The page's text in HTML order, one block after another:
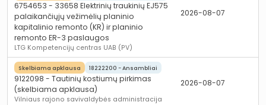
6754653 - 33658 Elektrinių traukinių EJ575
palaikančiųjų vežimėlių planinio
kapitalinio remonto (KR) ir planinio
remonto ER-3 paslaugos
LTG Kompetencijų centras UAB (PV)
2026-08-07
Skelbiama apklausa 18222200 - Ansambliai
9122098 - Tautinių kostiumų pirkimas
(skelbiama apklausa)
Vilniaus rajono savivaldybės administracija
2026-08-07